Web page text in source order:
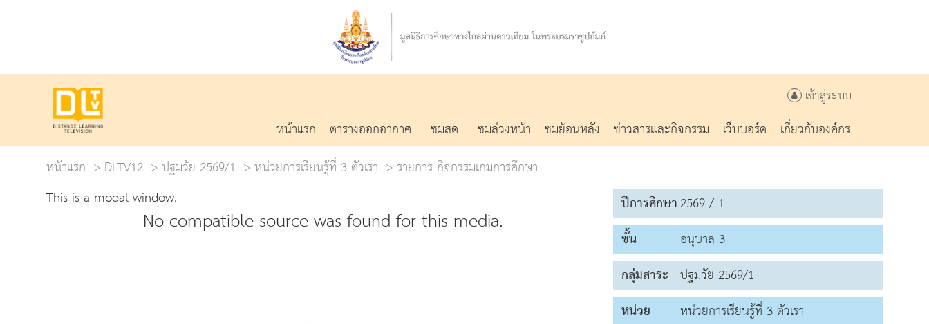
เข้าสู่ระบบ
หน้าแรก ตารางออกอากาศ ชมสด ชมล่วงหน้า ชมย้อนหลัง ข่าวสารและกิจกรรม เว็บบอร์ด
เกี่ยวกับองค์กร
หน้าแรก
DLTV12 ปฐมวัย 2569/1 หน่วยการเรียนรู้ที่ 3 ตัวเรา
รายการ กิจกรรมเกมการศึกษา
This is a modal window.
No compatible source was found for this media.
ปีการศึกษา2569 / 1
ชั้น
อนุบาล 3
กลุ่มสาระ ปฐมวัย 2569/1
หน่วย
หน่วยการเรียนรู้ที่ 3 ตัวเรา